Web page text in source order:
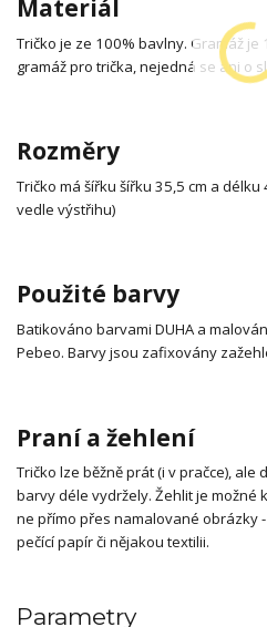
Materiál
Tričko je ze 100% bavlny. Gramáž je
gramáž pro trička, nejedná se ani o
Rozměry
Tričko má šířku šířku 35,5 cm a
vedle výstřihu)
Použité barvy
Batikováno barvami DUHA a
Pebeo. Barvy jsou zafixovány
Praní a žehlení
Tričko lze běžně prát (i v pračce),
barvy déle vydržely. Žehlit je možné
ne přímo přes namalované obrázky
pečící papír či nějakou textilii.
Parametry